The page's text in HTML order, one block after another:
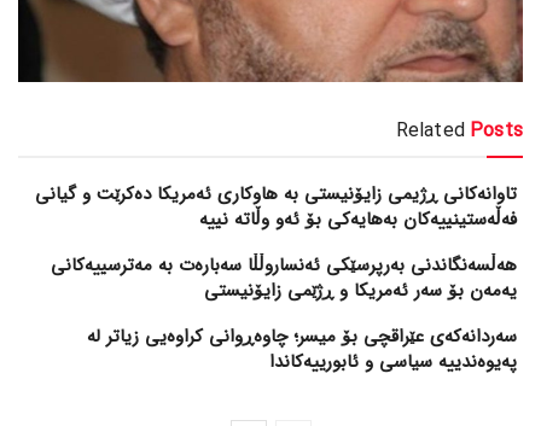
Related Posts
تاوانەکانی ڕژیمی زایۆنیستی بە هاوکاری ئەمریکا دەکرێت و گیانی
فەڵەستینییەکان بەهایەکی بۆ ئەو وڵاتە نییە
هەڵسەنگاندنی بەرپرسێکی ئەنساروڵڵا سەبارەت بە مەترسییەکانی
یەمەن بۆ سەر ئەمریکا و ڕژێمی زایۆنیستی
سەردانەکەی عێراقچی بۆ میسر؛ چاوەڕوانی کراوەیی زیاتر لە
پەیوەندییە سیاسی و ئابورییەکاندا